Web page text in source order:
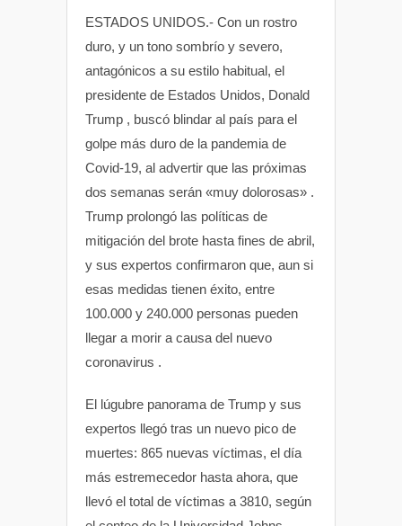
t
s
A
e
b
o
o
t
t
e
ESTADOS UNIDOS.- Con un rostro
duro, y un tono sombrío y severo,
antagónicos a su estilo habitual, el
presidente de Estados Unidos, Donald
Trump , buscó blindar al país para el
golpe más duro de la pandemia de
Covid-19, al advertir que las próximas
dos semanas serán «muy dolorosas» .
Trump prolongó las políticas de
mitigación del brote hasta fines de abril,
y sus expertos confirmaron que, aun si
esas medidas tienen éxito, entre
100.000 y 240.000 personas pueden
llegar a morir a causa del nuevo
coronavirus .
El lúgubre panorama de Trump y sus
expertos llegó tras un nuevo pico de
muertes: 865 nuevas víctimas, el día
más estremecedor hasta ahora, que
llevó el total de víctimas a 3810, según